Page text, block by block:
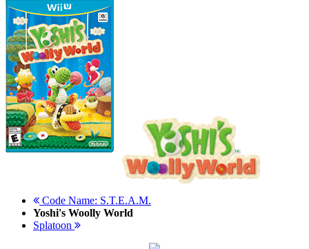
Code Name: S.T.E.A.M.
Yoshi's Woolly World
Splatoon